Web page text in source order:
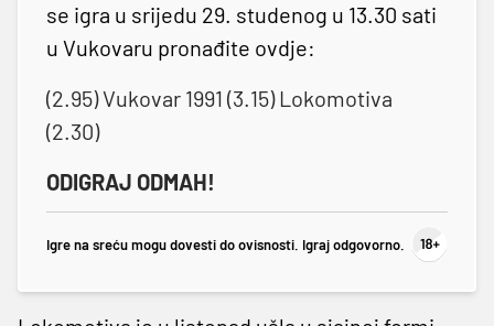
se igra u srijedu 29. studenog u 13.30 sati
u Vukovaru pronađite ovdje:
(2.95) Vukovar 1991 (3.15) Lokomotiva
(2.30)
ODIGRAJ ODMAH!
Igre na sreću mogu dovesti do ovisnosti. Igraj odgovorno.